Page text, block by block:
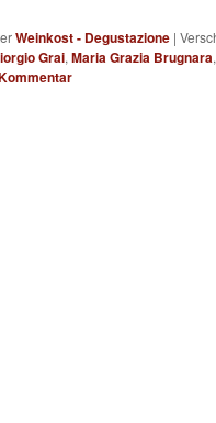
Weinkost - Degustazione |
Grai, Maria Grazia Brugnara,